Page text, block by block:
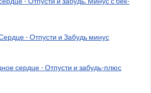
- Отпусти и Забудь минус
сердце - Отпусти и забудь-плюс